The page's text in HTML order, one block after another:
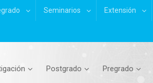
Seminarios Extensión
Postgrado Pregrado